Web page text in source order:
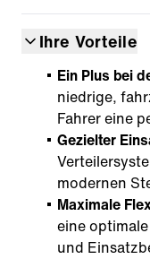
Ihre Vorteile
Ein Plus bei
niedrige,
Fahrer eine
Gezielter
modernen
Maximale
eine
und